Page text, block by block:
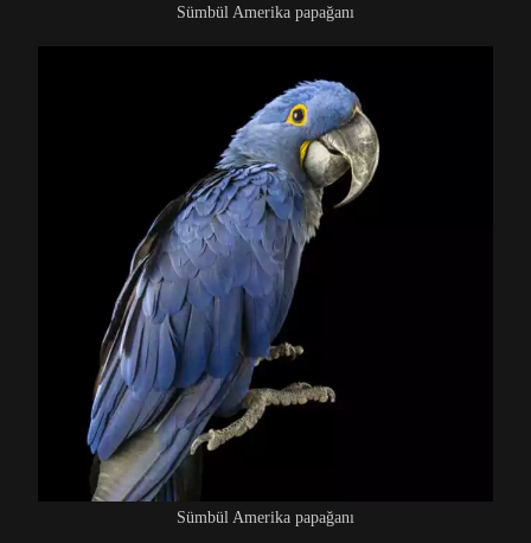
Sümbül Amerika papağanı
Sümbül Amerika papağanı